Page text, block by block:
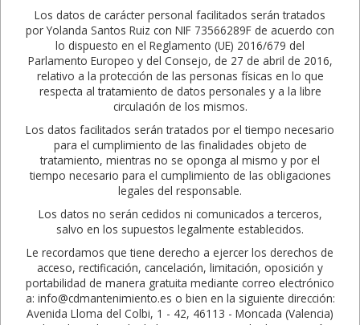
Los datos de carácter personal facilitados serán tratados
por Yolanda Santos Ruiz con NIF 73566289F de acuerdo con
lo dispuesto en el Reglamento (UE) 2016/679 del
Parlamento Europeo y del Consejo, de 27 de abril de 2016,
relativo a la protección de las personas físicas en lo que
respecta al tratamiento de datos personales y a la libre
circulación de los mismos.
Los datos facilitados serán tratados por el tiempo necesario
para el cumplimiento de las finalidades objeto de
tratamiento, mientras no se oponga al mismo y por el
tiempo necesario para el cumplimiento de las obligaciones
legales del responsable.
Los datos no serán cedidos ni comunicados a terceros,
salvo en los supuestos legalmente establecidos.
Le recordamos que tiene derecho a ejercer los derechos de
acceso, rectificación, cancelación, limitación, oposición y
portabilidad de manera gratuita mediante correo electrónico
a: info@cdmantenimiento.es o bien en la siguiente dirección:
Avenida Lloma del Colbi, 1 - 42, 46113 - Moncada (Valencia)